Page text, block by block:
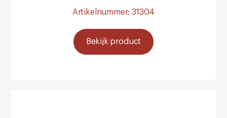
Artikelnummer: 31304
Bekijk product